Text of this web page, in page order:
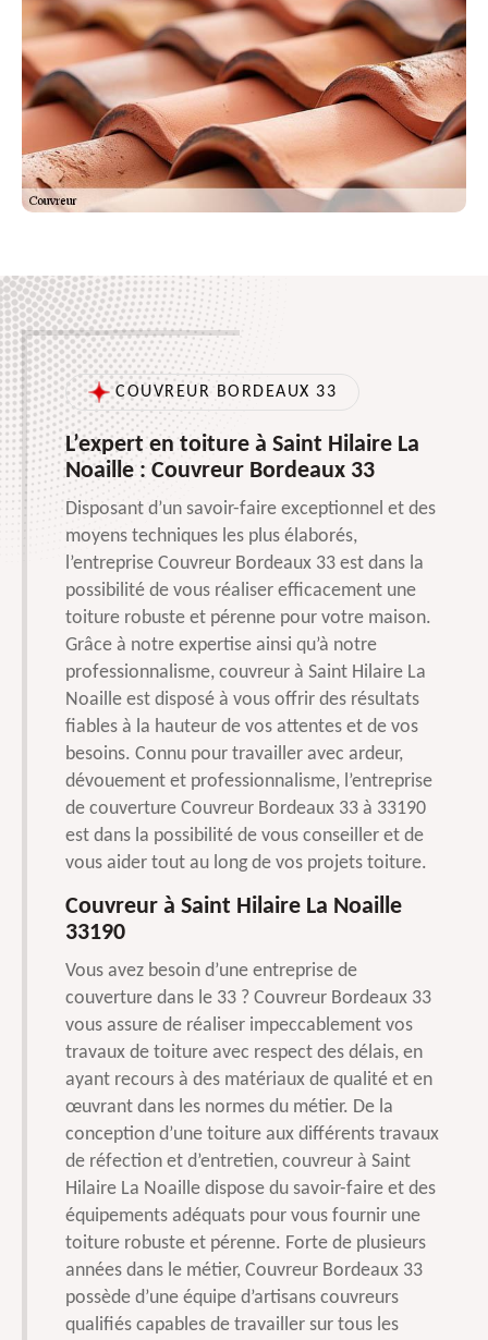
COUVREUR BORDEAUX 33
L’expert en toiture à Saint Hilaire La
Noaille : Couvreur Bordeaux 33
Disposant d’un savoir-faire exceptionnel et des
moyens techniques les plus élaborés,
l’entreprise Couvreur Bordeaux 33 est dans la
possibilité de vous réaliser efficacement une
toiture robuste et pérenne pour votre maison.
Grâce à notre expertise ainsi qu’à notre
professionnalisme, couvreur à Saint Hilaire La
Noaille est disposé à vous offrir des résultats
fiables à la hauteur de vos attentes et de vos
besoins. Connu pour travailler avec ardeur,
dévouement et professionnalisme, l’entreprise
de couverture Couvreur Bordeaux 33 à 33190
est dans la possibilité de vous conseiller et de
vous aider tout au long de vos projets toiture.
Couvreur à Saint Hilaire La Noaille
33190
Vous avez besoin d’une entreprise de
couverture dans le 33 ? Couvreur Bordeaux 33
vous assure de réaliser impeccablement vos
travaux de toiture avec respect des délais, en
ayant recours à des matériaux de qualité et en
œuvrant dans les normes du métier. De la
conception d’une toiture aux différents travaux
de réfection et d’entretien, couvreur à Saint
Hilaire La Noaille dispose du savoir-faire et des
équipements adéquats pour vous fournir une
toiture robuste et pérenne. Forte de plusieurs
années dans le métier, Couvreur Bordeaux 33
possède d’une équipe d’artisans couvreurs
qualifiés capables de travailler sur tous les